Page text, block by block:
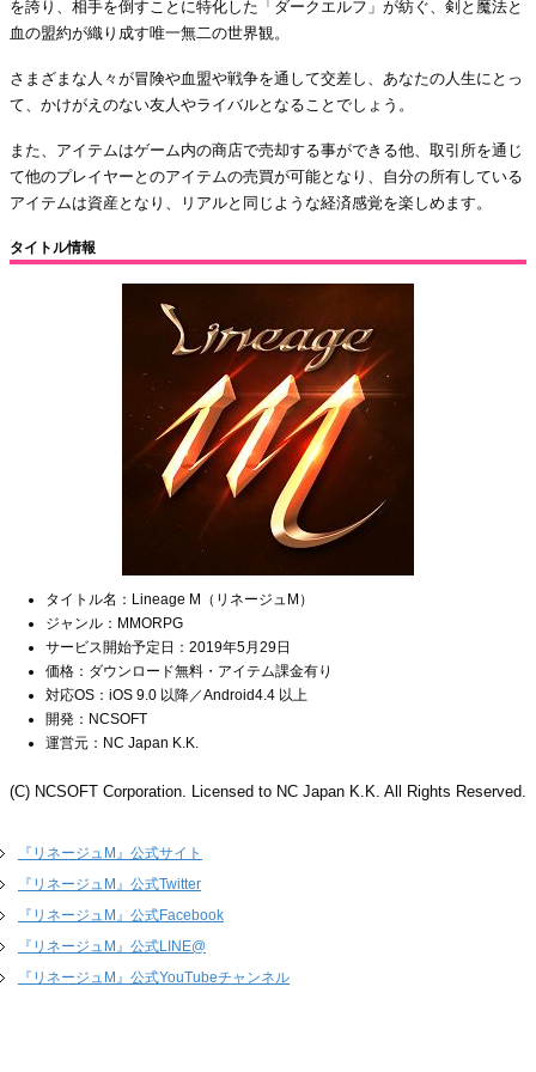
を誇り、相手を倒すことに特化した「ダークエルフ」が紡ぐ、剣と魔法と
血の盟約が織り成す唯一無二の世界観。
さまざまな人々が冒険や血盟や戦争を通して交差し、あなたの人生にとっ
て、かけがえのない友人やライバルとなることでしょう。
また、アイテムはゲーム内の商店で売却する事ができる他、取引所を通じ
て他のプレイヤーとのアイテムの売買が可能となり、自分の所有している
アイテムは資産となり、リアルと同じような経済感覚を楽しめます。
タイトル情報
タイトル名：Lineage M（リネージュM）
ジャンル：MMORPG
サービス開始予定日：2019年5月29日
価格：ダウンロード無料・アイテム課金有り
対応OS：iOS 9.0 以降／Android4.4 以上
開発：NCSOFT
運営元：NC Japan K.K.
(C) NCSOFT Corporation. Licensed to NC Japan K.K. All Rights Reserved.
『リネージュM』公式サイト
『リネージュM』公式Twitter
『リネージュM』公式Facebook
『リネージュM』公式LINE@
『リネージュM』公式YouTubeチャンネル